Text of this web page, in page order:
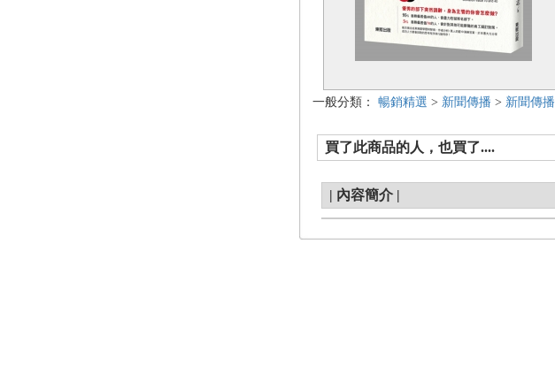
一般分類： 暢銷精選 > 新聞傳播 > 新聞傳播
買了此商品的人，也買了....
| 內容簡介 |